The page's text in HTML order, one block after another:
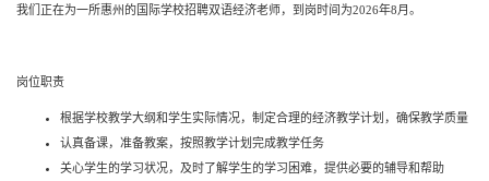
我们正在为一所惠州的国际学校招聘双语经济老师，到岗时间为2026年8月。
岗位职责
根据学校教学大纲和学生实际情况，制定合理的经济教学计划，确保教学质量
认真备课，准备教案，按照教学计划完成教学任务
关心学生的学习状况，及时了解学生的学习困难，提供必要的辅导和帮助